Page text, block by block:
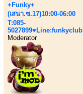
+Funky+
(เสนา.ซ.17)10:00-06:00
T:085-
5027899♥Line:funkyclub
Moderator